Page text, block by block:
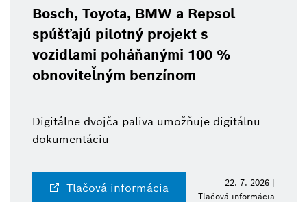
Bosch, Toyota, BMW a Repsol
spúšťajú pilotný projekt s
vozidlami poháňanými 100 %
obnoviteľným benzínom
Digitálne dvojča paliva umožňuje digitálnu
dokumentáciu
Tlačová informácia
22. 7. 2026 |
Tlačová informácia